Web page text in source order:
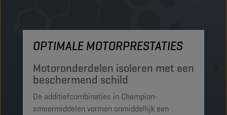
OPTIMALE MOTORPRESTATIES
Motoronderdelen isoleren met een
beschermend schild
De additiefcombinaties in Champion-
smeermiddelen vormen onmiddellijk een